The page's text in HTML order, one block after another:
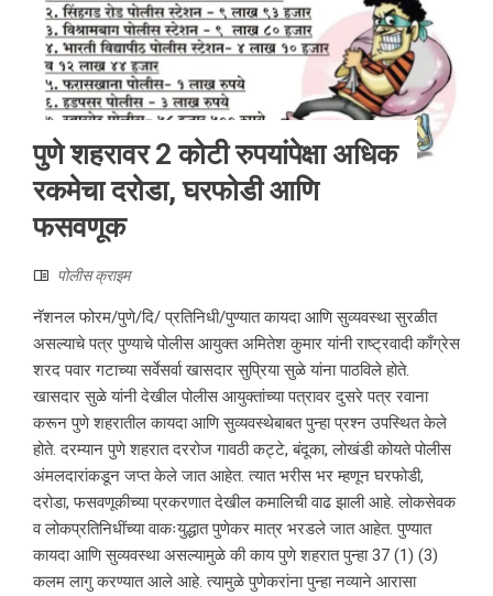
पुणे शहरावर 2 कोटी रुपयांपेक्षा अधिक
रकमेचा दरोडा, घरफोडी आणि
फसवणूक
पोलीस क्राइम
नॅशनल फोरम/पुणे/दि/ प्रतिनिधी/पुण्यात कायदा आणि सुव्यवस्था सुरळीत
असल्याचे पत्र पुण्याचे पोलीस आयुक्त अमितेश कुमार यांनी राष्ट्रवादी काँग्रेस
शरद पवार गटाच्या सर्वेसर्वा खासदार सुप्रिया सुळे यांना पाठविले होते.
खासदार सुळे यांनी देखील पोलीस आयुक्तांच्या पत्रावर दुसरे पत्र रवाना
करून पुणे शहरातील कायदा आणि सुव्यवस्थेबाबत पुन्हा प्रश्न उपस्थित केले
होते. दरम्यान पुणे शहरात दररोज गावठी कट्टे, बंदूका, लोखंडी कोयते पोलीस
अंमलदारांकडून जप्त केले जात आहेत. त्यात भरीस भर म्हणून घरफोडी,
दरोडा, फसवणूकीच्या प्रकरणात देखील कमालिची वाढ झाली आहे. लोकसेवक
व लोकप्रतिनिधींच्या वाकःयुद्धात पुणेकर मात्र भरडले जात आहेत. पुण्यात
कायदा आणि सुव्यवस्था असल्यामुळे की काय पुणे शहरात पुन्हा 37 (1) (3)
कलम लागु करण्यात आले आहे. त्यामुळे पुणेकरांना पुन्हा नव्याने आरासा